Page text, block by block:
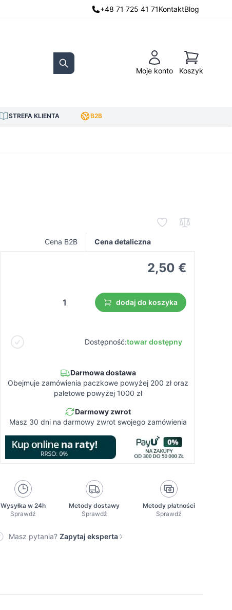
+48 71 725 41 71KontaktBlog
Search Moje konto
Koszyk
Koszyk
STREFA KLIENTA B2B
Cena B2B Cena detaliczna
2,50 €
dodaj do koszyka
Dostępność:towar dostępny
Darmowa dostawa
Obejmuje zamówienia paczkowe powyżej 200 zł oraz
paletowe powyżej 1000 zł
Darmowy zwrot
Masz 30 dni na darmowy zwrot swojego zamówienia
Wysyłka w 24h
Sprawdź
Metody dostawy
Sprawdź
Metody płatności
Sprawdź
Masz pytania? Zapytaj eksperta